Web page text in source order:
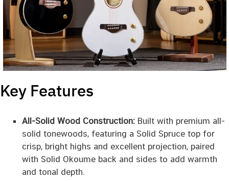
Key Features
All-Solid Wood Construction:Built with premium all-
solid tonewoods, featuring a Solid Spruce top for
crisp, bright highs and excellent projection, paired
with Solid Okoume back and sides to add warmth
and tonal depth.